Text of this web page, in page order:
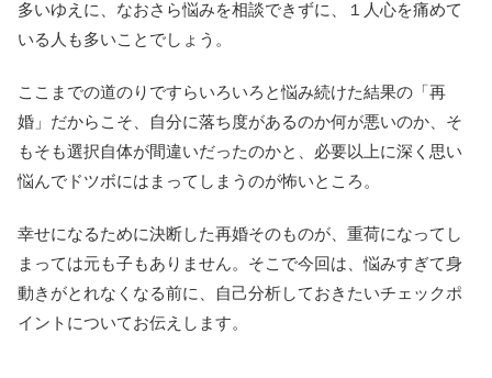
多いゆえに、なおさら悩みを相談できずに、１人心を痛めて
いる人も多いことでしょう。
ここまでの道のりですらいろいろと悩み続けた結果の「再
婚」だからこそ、自分に落ち度があるのか何が悪いのか、そ
もそも選択自体が間違いだったのかと、必要以上に深く思い
悩んでドツボにはまってしまうのが怖いところ。
幸せになるために決断した再婚そのものが、重荷になってし
まっては元も子もありません。そこで今回は、悩みすぎて身
動きがとれなくなる前に、自己分析しておきたいチェックポ
イントについてお伝えします。